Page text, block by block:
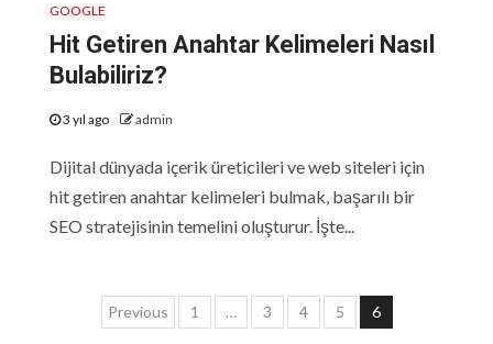
GOOGLE
Hit Getiren Anahtar Kelimeleri Nasıl
Bulabiliriz?
3 yıl ago admin
Dijital dünyada içerik üreticileri ve web siteleri için
hit getiren anahtar kelimeleri bulmak, başarılı bir
SEO stratejisinin temelini oluşturur. İşte...
Yazı
Previous 1 … 3 4 5 6